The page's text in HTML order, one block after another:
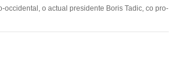
occidental, o actual presidente Boris Tadic, co pro-